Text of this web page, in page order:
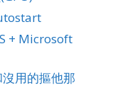
+ Microsoft
用的摳他那